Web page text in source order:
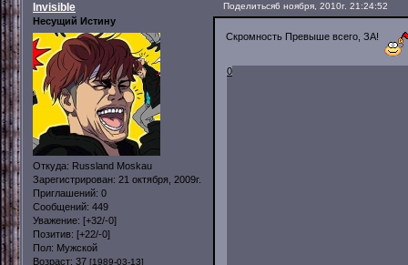
Поделиться6 ноября, 2010г. 21:24:52
Invisible
Несущий Истину
Откуда: Russland Moskau
Зарегистрирован: 21 октября, 2009г.
Приглашений: 0
Сообщений: 449
Уважение: [+32/-0]
Позитив: [+22/-0]
Пол: Мужской
Возраст: 37 [1989-03-13]
Скромность Превыше всего, ЗА!
0